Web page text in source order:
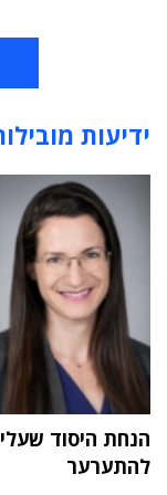
תוכן פרסומי
ידיעות
הנחת היסוד
להתערער